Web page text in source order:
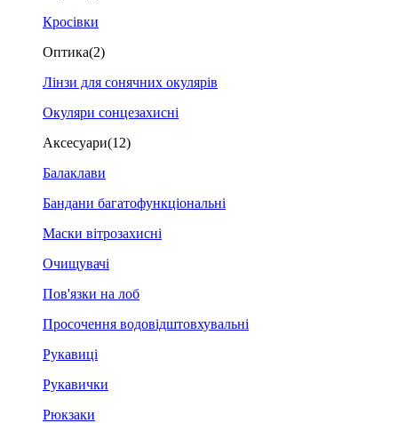
Кросівки
Оптика(2)
Лінзи для сонячних окулярів
Окуляри сонцезахисні
Аксесуари(12)
Балаклави
Бандани багатофункціональні
Маски вітрозахисні
Очищувачі
Пов'язки на лоб
Просочення водовідштовхувальні
Рукавиці
Рукавички
Рюкзаки